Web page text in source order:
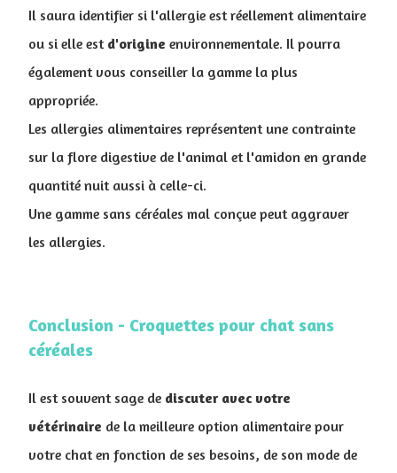
Il saura identifier si l'allergie est réellement alimentaire
ou si elle est d'origine environnementale. Il pourra
également vous conseiller la gamme la plus
appropriée.
Les allergies alimentaires représentent une contrainte
sur la flore digestive de l'animal et l'amidon en grande
quantité nuit aussi à celle-ci.
Une gamme sans céréales mal conçue peut aggraver
les allergies.
Conclusion - Croquettes pour chat sans
céréales
Il est souvent sage de discuter avec votre
vétérinaire de la meilleure option alimentaire pour
votre chat en fonction de ses besoins, de son mode de